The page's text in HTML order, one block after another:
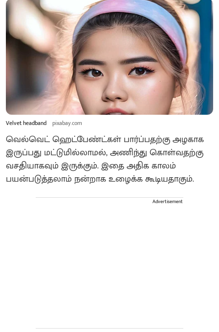
Velvet headband pixabay.com
வெல்வெட் ஹெட்பேண்ட்கள் பார்ப்பதற்கு அழகாக
இருப்பது மட்டுமில்லாமல், அணிந்து கொள்வதற்கு
வசதியாகவும் இருக்கும். இதை அதிக காலம்
பயன்படுத்தலாம் நன்றாக உழைக்க கூடியதாகும்.
Advertisement